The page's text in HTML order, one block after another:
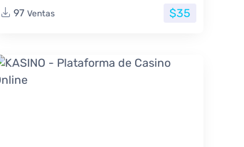
97 Ventas $35